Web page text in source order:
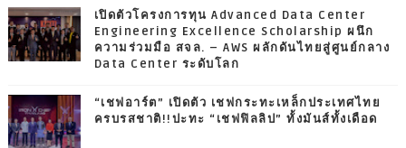
เปิดตัวโครงการทุน Advanced Data Center
Engineering Excellence Scholarship ผนึก
ความร่วมมือ สจล. – AWS ผลักดันไทยสู่ศูนย์กลาง
Data Center ระดับโลก
“เชฟอาร์ต” เปิดตัว เชฟกระทะเหล็กประเทศไทย
ครบรสชาติ!!ปะทะ “เชฟฟิลลิป” ทั้งมันส์ทั้งเดือด